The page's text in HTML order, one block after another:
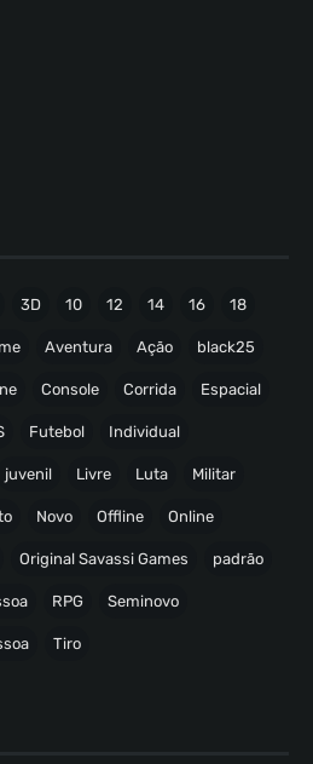
3D 10 12 14 16 18
Aventura Ação black25
Console Corrida Espacial
Futebol Individual
juvenil Livre Luta Militar
Novo Offline Online
Original Savassi Games padrão
RPG Seminovo
Tiro